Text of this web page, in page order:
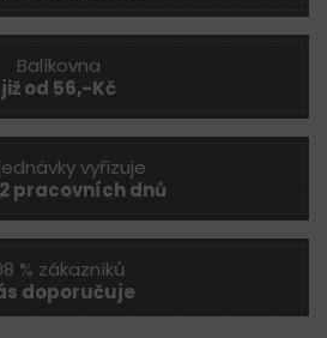
Balíkovna
již od 56,-Kč
vyřizuje
pracovních dnů
% zákazníků
doporučuje